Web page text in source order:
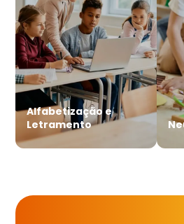
Alfabetização e
Letramento